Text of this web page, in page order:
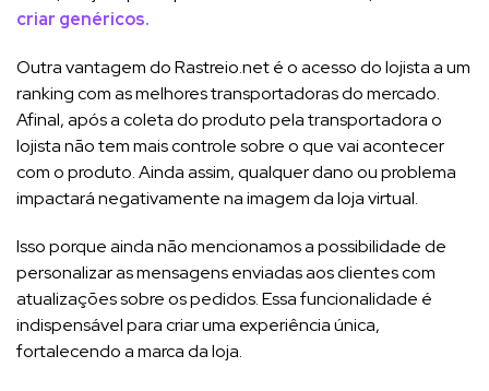
criar genéricos.
Outra vantagem do Rastreio.net é o acesso do lojista a um
ranking com as melhores transportadoras do mercado.
Afinal, após a coleta do produto pela transportadora o
lojista não tem mais controle sobre o que vai acontecer
com o produto. Ainda assim, qualquer dano ou problema
impactará negativamente na imagem da loja virtual.
Isso porque ainda não mencionamos a possibilidade de
personalizar as mensagens enviadas aos clientes com
atualizações sobre os pedidos. Essa funcionalidade é
indispensável para criar uma experiência única,
fortalecendo a marca da loja.